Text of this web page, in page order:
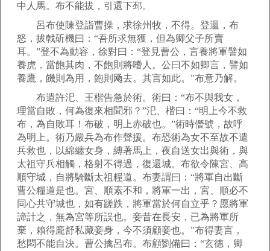
中人馬。布不能拔，引還下邳。
呂布使陳登詣曹操，求徐州牧，不得。登還，布
怒，拔戟斫機曰：“吾所求無獲，但為卿父子所賣
耳。”登不為動容，徐對曰：“登見曹公，言養將軍譬如
養虎，當飽其肉，不飽則將嗜人。公曰不如卿言，譬如
養鷹，饑則為用，飽則飏去。其言如此。”布意乃解。
布遣許汜、王楷告急於術。術曰：“布不與我女，
理當自敗，何為復來相聞邪？”汜、楷曰：“明上今不救
布，為自敗耳！布破，明上赤破也。”術時僭號，故呼
為明上。術乃嚴兵為布作聲援。布恐術為女不至故不遣
兵救也，以綿纏女身，縛著馬上，夜自送女出與術，與
太祖守兵相觸，格射不得過，復還城。布欲令陳宮、高
順守城，自將騎斷太祖糧道。布妻謂曰：“將軍自出斷
曹公糧道是也。宮、順素不和，將軍一出，宮、順必不
同心共守城也，如有蹉跌，將軍當於何自立乎？愿將軍
諦計之，無為宮等所誤也。妾昔在長安，已為將軍所
棄，賴得龐舒私藏妾身，今不須顧妾也。”布得妻言，
愁悶不能自決。曹公擒呂布。布顧劉備曰：“玄德，卿